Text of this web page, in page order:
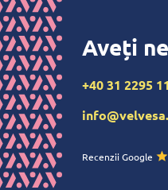
Aveți
+40 31 2295
Recenzii Google